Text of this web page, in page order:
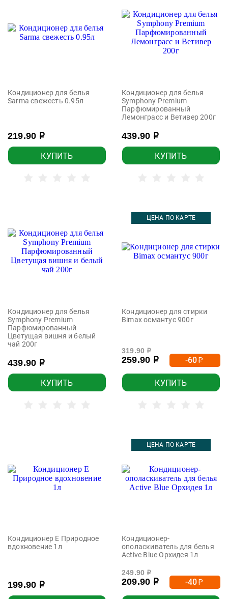
Кондиционер для белья
Sarma свежесть 0.95л
219.90 р
КУПИТЬ
Кондиционер для белья
Symphony Premium
Парфюмированный
Лемонграсс и Ветивер 200г
439.90 р
КУПИТЬ
Кондиционер для белья
Symphony Premium
Парфюмированный
Цветущая вишня и белый
чай 200г
439.90 р
КУПИТЬ
ЦЕНА ПО КАРТЕ
Кондиционер для стирки
Bimax османтус 900г
319.90 р
259.90 р -60р
КУПИТЬ
Кондиционер Е Природное
вдохновение 1л
199.90 р
ЦЕНА ПО КАРТЕ
Кондиционер-
ополаскиватель для белья
Active Blue Орхидея 1л
249.90 р
209.90 р -40р